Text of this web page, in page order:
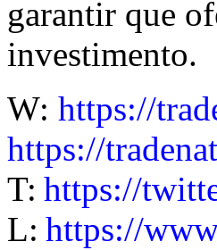
garantir que
investimento.
W: https://
https://
T: https://
L: https://